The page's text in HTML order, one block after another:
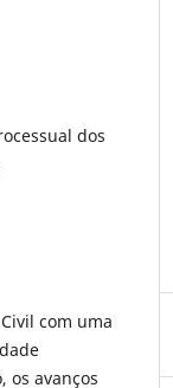
dos
com uma
os avanços